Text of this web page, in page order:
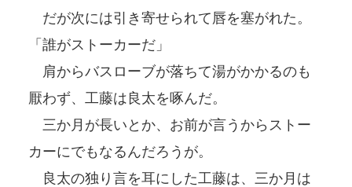
だが次には引き寄せられて唇を塞がれた。
「誰がストーカーだ」
肩からバスローブが落ちて湯がかかるのも
厭わず、工藤は良太を啄んだ。
三か月が長いとか、お前が言うからストー
カーにでもなるんだろうが。
良太の独り言を耳にした工藤は、三か月は